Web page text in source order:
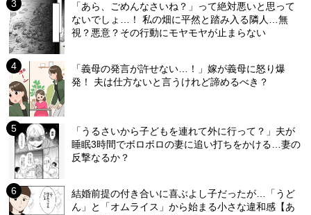
「あら、ごめんなさいね？」って絶対悪いと思って
ないでしょ…！ 私の畑に平然と踏み入る隣人…無
視？悪意？その行動にモヤモヤが止まらない
「義母の発言が許せない…！」嫁が義母に怒り爆
発！ 夫は仕方ないと言うけれど諦めるべき？
「うるさいから子どもを連れて外に行って？」夫が
睡眠3時間でボロボロの妻に追い打ちをかける…妻の
反撃なるか？
結婚前提の付き合いに喜ぶよし子だったが…「うど
ん」と「オムライス」から始まる小さな違和感【あ